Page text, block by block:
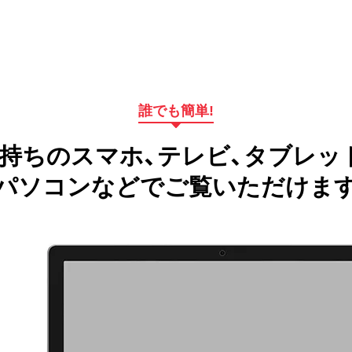
誰でも簡単!
ちのスマホ、テレビ、タブレッ
ソコンなどでご覧いただけま